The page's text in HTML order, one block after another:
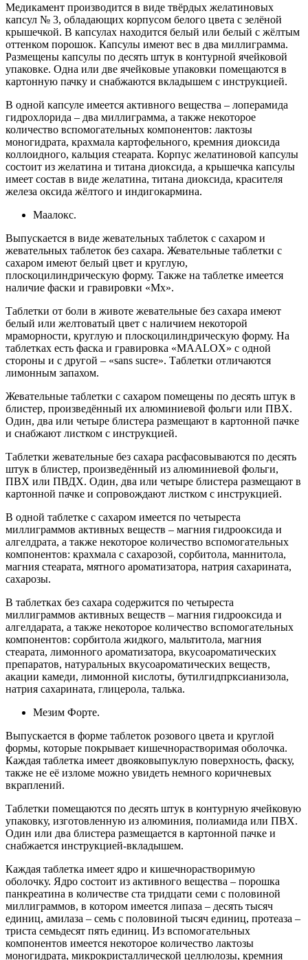
Медикамент производится в виде твёрдых желатиновых
капсул № 3, обладающих корпусом белого цвета с зелёной
крышечкой. В капсулах находится белый или белый с жёлтым
оттенком порошок. Капсулы имеют вес в два миллиграмма.
Размещены капсулы по десять штук в контурной ячейковой
упаковке. Одна или две ячейковые упаковки помещаются в
картонную пачку и снабжаются вкладышем с инструкцией.
В одной капсуле имеется активного вещества – лоперамида
гидрохлорида – два миллиграмма, а также некоторое
количество вспомогательных компонентов: лактозы
моногидрата, крахмала картофельного, кремния диоксида
коллоидного, кальция стеарата. Корпус желатиновой капсулы
состоит из желатина и титана диоксида, а крышечка капсулы
имеет состав в виде желатина, титана диоксида, красителя
железа оксида жёлтого и индигокармина.
Маалокс.
Выпускается в виде жевательных таблеток с сахаром и
жевательных таблеток без сахара. Жевательные таблетки с
сахаром имеют белый цвет и круглую,
плоскоцилиндрическую форму. Также на таблетке имеется
наличие фаски и гравировки «Мх».
Таблетки от боли в животе жевательные без сахара имеют
белый или желтоватый цвет с наличием некоторой
мраморности, круглую и плоскоцилиндрическую форму. На
таблетках есть фаска и гравировка «MAALOX» с одной
стороны и с другой – «sans sucre». Таблетки отличаются
лимонным запахом.
Жевательные таблетки с сахаром помещены по десять штук в
блистер, произведённый их алюминиевой фольги или ПВХ.
Один, два или четыре блистера размещают в картонной пачке
и снабжают листком с инструкцией.
Таблетки жевательные без сахара расфасовываются по десять
штук в блистер, произведённый из алюминиевой фольги,
ПВХ или ПВДХ. Один, два или четыре блистера размещают в
картонной пачке и сопровождают листком с инструкцией.
В одной таблетке с сахаром имеется по четыреста
миллиграммов активных веществ – магния гидрооксида и
алгелдрата, а также некоторое количество вспомогательных
компонентов: крахмала с сахарозой, сорбитола, маннитола,
магния стеарата, мятного ароматизатора, натрия сахарината,
сахарозы.
В таблетках без сахара содержится по четыреста
миллиграммов активных веществ – магния гидрооксида и
алгелдарата, а также некоторое количество вспомогательных
компонентов: сорбитола жидкого, мальтитола, магния
стеарата, лимонного ароматизатора, вкусоароматических
препаратов, натуральных вкусоароматических веществ,
акации камеди, лимонной кислоты, бутилгидпрксианизола,
натрия сахарината, глицерола, талька.
Мезим Форте.
Выпускается в форме таблеток розового цвета и круглой
формы, которые покрывает кишечнорастворимая оболочка.
Каждая таблетка имеет двояковыпуклую поверхность, фаску,
также не её изломе можно увидеть немного коричневых
вкраплений.
Таблетки помещаются по десять штук в контурную ячейковую
упаковку, изготовленную из алюминия, полиамида или ПВХ.
Один или два блистера размещается в картонной пачке и
снабжается инструкцией-вкладышем.
Каждая таблетка имеет ядро и кишечнорастворимую
оболочку. Ядро состоит из активного вещества – порошка
панкреатина в количестве ста тридцати семи с половиной
миллиграммов, в котором имеется липаза – десять тысяч
единиц, амилаза – семь с половиной тысяч единиц, протеаза –
триста семьдесят пять единиц. Из вспомогательных
компонентов имеется некоторое количество лактозы
моногидрата, микрокристаллической целлюлозы, кремния